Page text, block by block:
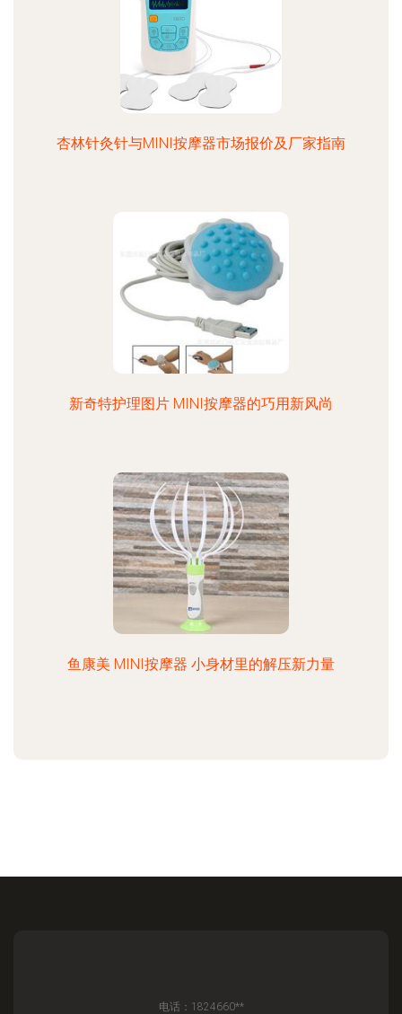
杏林针灸针与MINI按摩器市场报价及厂家指南
新奇特护理图片 MINI按摩器的巧用新风尚
鱼康美 MINI按摩器 小身材里的解压新力量
电话：1824660**